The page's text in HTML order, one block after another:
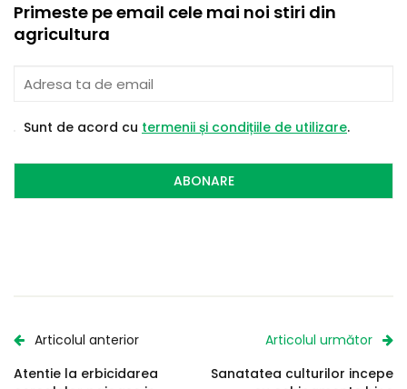
Primeste pe email cele mai noi stiri din
agricultura
Sunt de acord cu termenii și condițiile de utilizare.
ABONARE
Articolul anterior
Atentie la erbicidarea
Articolul următor
Sanatatea culturilor incepe